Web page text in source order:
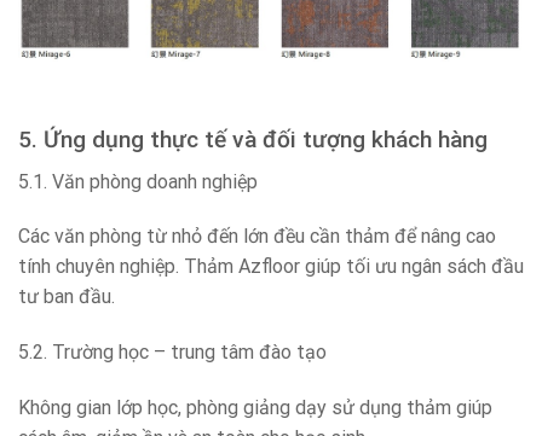
5. Ứng dụng thực tế và đối tượng khách hàng
5.1. Văn phòng doanh nghiệp
Các văn phòng từ nhỏ đến lớn đều cần thảm để nâng cao
tính chuyên nghiệp. Thảm Azfloor giúp tối ưu ngân sách đầu
tư ban đầu.
5.2. Trường học – trung tâm đào tạo
Không gian lớp học, phòng giảng dạy sử dụng thảm giúp